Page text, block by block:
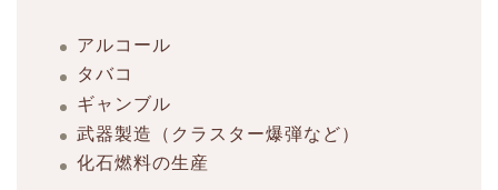
アルコール
タバコ
ギャンブル
武器製造（クラスター爆弾など）
化石燃料の生産